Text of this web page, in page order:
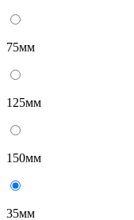
75мм
125мм
150мм
35мм